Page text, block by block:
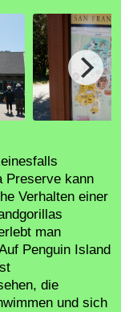
Preserve kann
Verhalten einer
man
Penguin Island
die
und sich